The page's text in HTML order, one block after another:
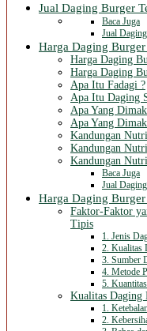
Jual Daging Burger
Baca Juga
Jual
Harga Daging Burger
Harga Daging
Harga Daging
Apa Itu Fadagi ?
Apa Itu Daging
Apa Yang
Apa Yang
Kandungan
Kandungan
Kandungan
Baca Juga
Jual
Harga Daging
Faktor-Faktor
Tipis
1. Jenis
2. Kualitas
3. Sumber
4. Metode
5.
Kualitas Daging
1.
2.